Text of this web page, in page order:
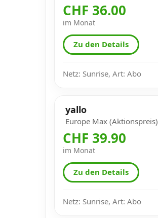
CHF 36.00
im Monat
Zu den Details
Netz: Sunrise, Art: Abo
yallo
Europe Max (Aktionspreis)
CHF 39.90
im Monat
Zu den Details
Netz: Sunrise, Art: Abo